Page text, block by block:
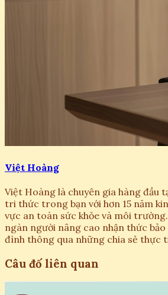
Việt Hoàng
Việt Hoàng là chuyên gia hàng đầu
tri thức trong bạn với hơn 15 năm
vực an toàn sức khỏe và môi
ngàn người nâng cao nhận thức bảo
đình thông qua những chia sẻ thực
Câu đố liên quan